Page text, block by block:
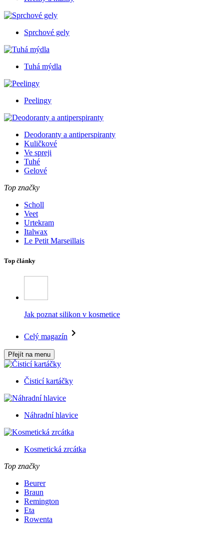
Sprchové gely
Tuhá mýdla
Peelingy
Deodoranty a antiperspiranty
Kuličkové
Ve spreji
Tuhé
Gelové
Top značky
Scholl
Veet
Urtekram
Italwax
Le Petit Marseillais
Top články
Jak poznat silikon v kosmetice
Celý magazín
Přejít na menu
Čisticí kartáčky
Náhradní hlavice
Kosmetická zrcátka
Top značky
Beurer
Braun
Remington
Eta
Rowenta